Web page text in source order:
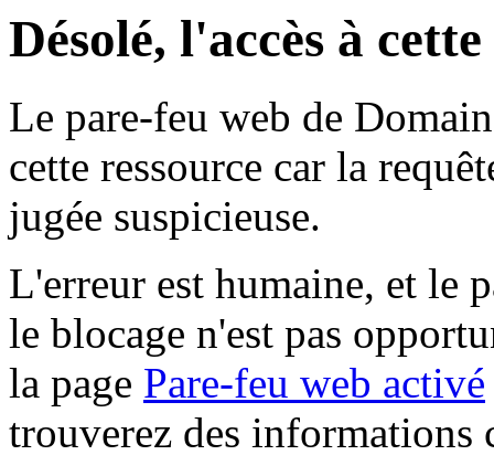
Désolé, l'accès à
Le pare-feu web de
cette ressource car la
jugée suspicieuse.
L'erreur est humaine, et le
le blocage n'est pas
la page Pare-feu web activé
trouverez des informations